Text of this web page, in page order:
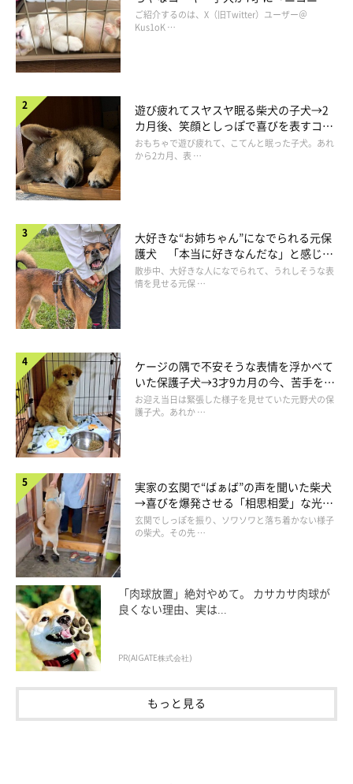
現在の白兎くんがこちら。
@himu_0902
こちらは、生後5カ月（取材時）になった白兎くん。健やかに成
長中です。
お迎え当時は垂れ耳で、コロコロとした体型にモコモコの毛並み
が印象的だったそう。飼い主さんは
ツなのかな」と思うほどだったといいます。
それが今では耳が立ち、体つきもシュッとした姿に。飼い主さん
は、見た目の変化に驚いているそうです。
コ“コーギースマイル”が魅力のコに成
長！
ご紹介するのは、X（旧Twitter）ユーザー＠
Kus1oK …
遊び疲れてスヤスヤ眠る柴犬の子犬→2
カ月後、笑顔としっぽで喜びを表すコに
成長！
おもちゃで遊び疲れて、こてんと眠った子犬。あれ
から2カ月、表 …
大好きな“お姉ちゃん”になでられる元保
護犬 「本当に好きなんだな」と感じる
表情にほっこり
散歩中、大好きな人になでられて、うれしそうな表
情を見せる元保 …
ケージの隅で不安そうな表情を浮かべて
いた保護子犬→3才9カ月の今、苦手を克
服し頼もしいコに成長！
お迎え当日は緊張した様子を見せていた元野犬の保
護子犬。あれか …
実家の玄関で“ばぁば”の声を聞いた柴犬
→喜びを爆発させる「相思相愛」な光景
にほっこり
玄関でしっぽを振り、ソワソワと落ち着かない様子
の柴犬。その先 …
「肉球放置」絶対やめて。 カサカサ肉球が
良くない理由、実は...
PR(AIGATE株式会社)
もっと見る